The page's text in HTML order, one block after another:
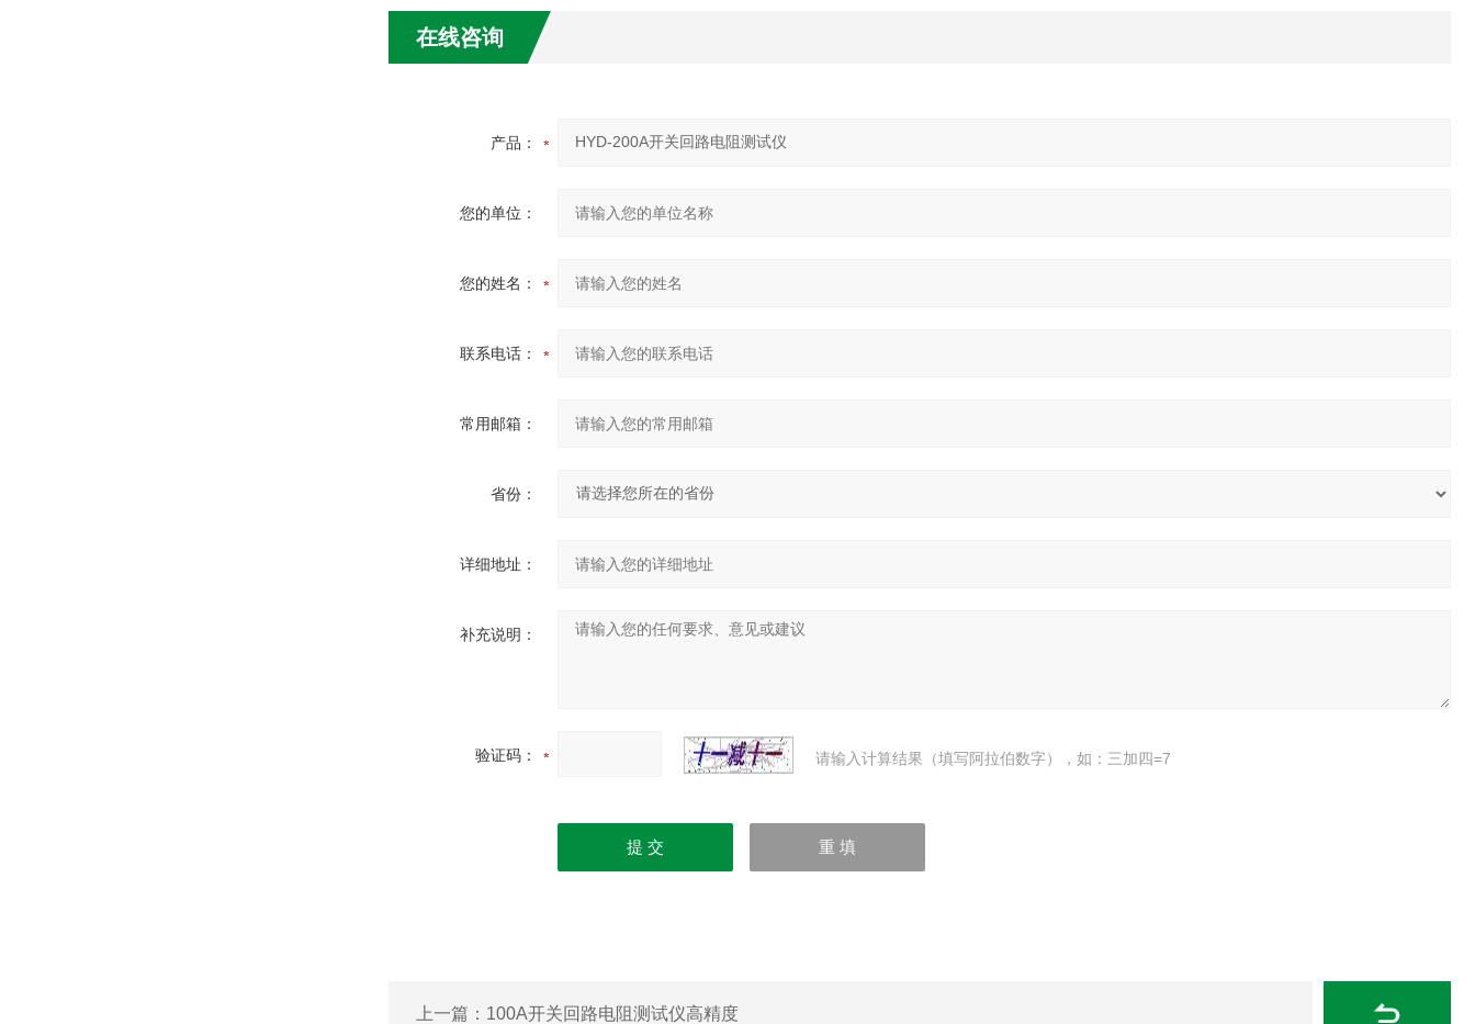
在线咨询
产品：
您的单位：
您的姓名：
联系电话：
常用邮箱：
省份：
详细地址：
补充说明：
验证码： 请输入计算结果（填写阿拉伯数字），如：三加四=7
上一篇： 100A开关回路电阻测试仪高精度